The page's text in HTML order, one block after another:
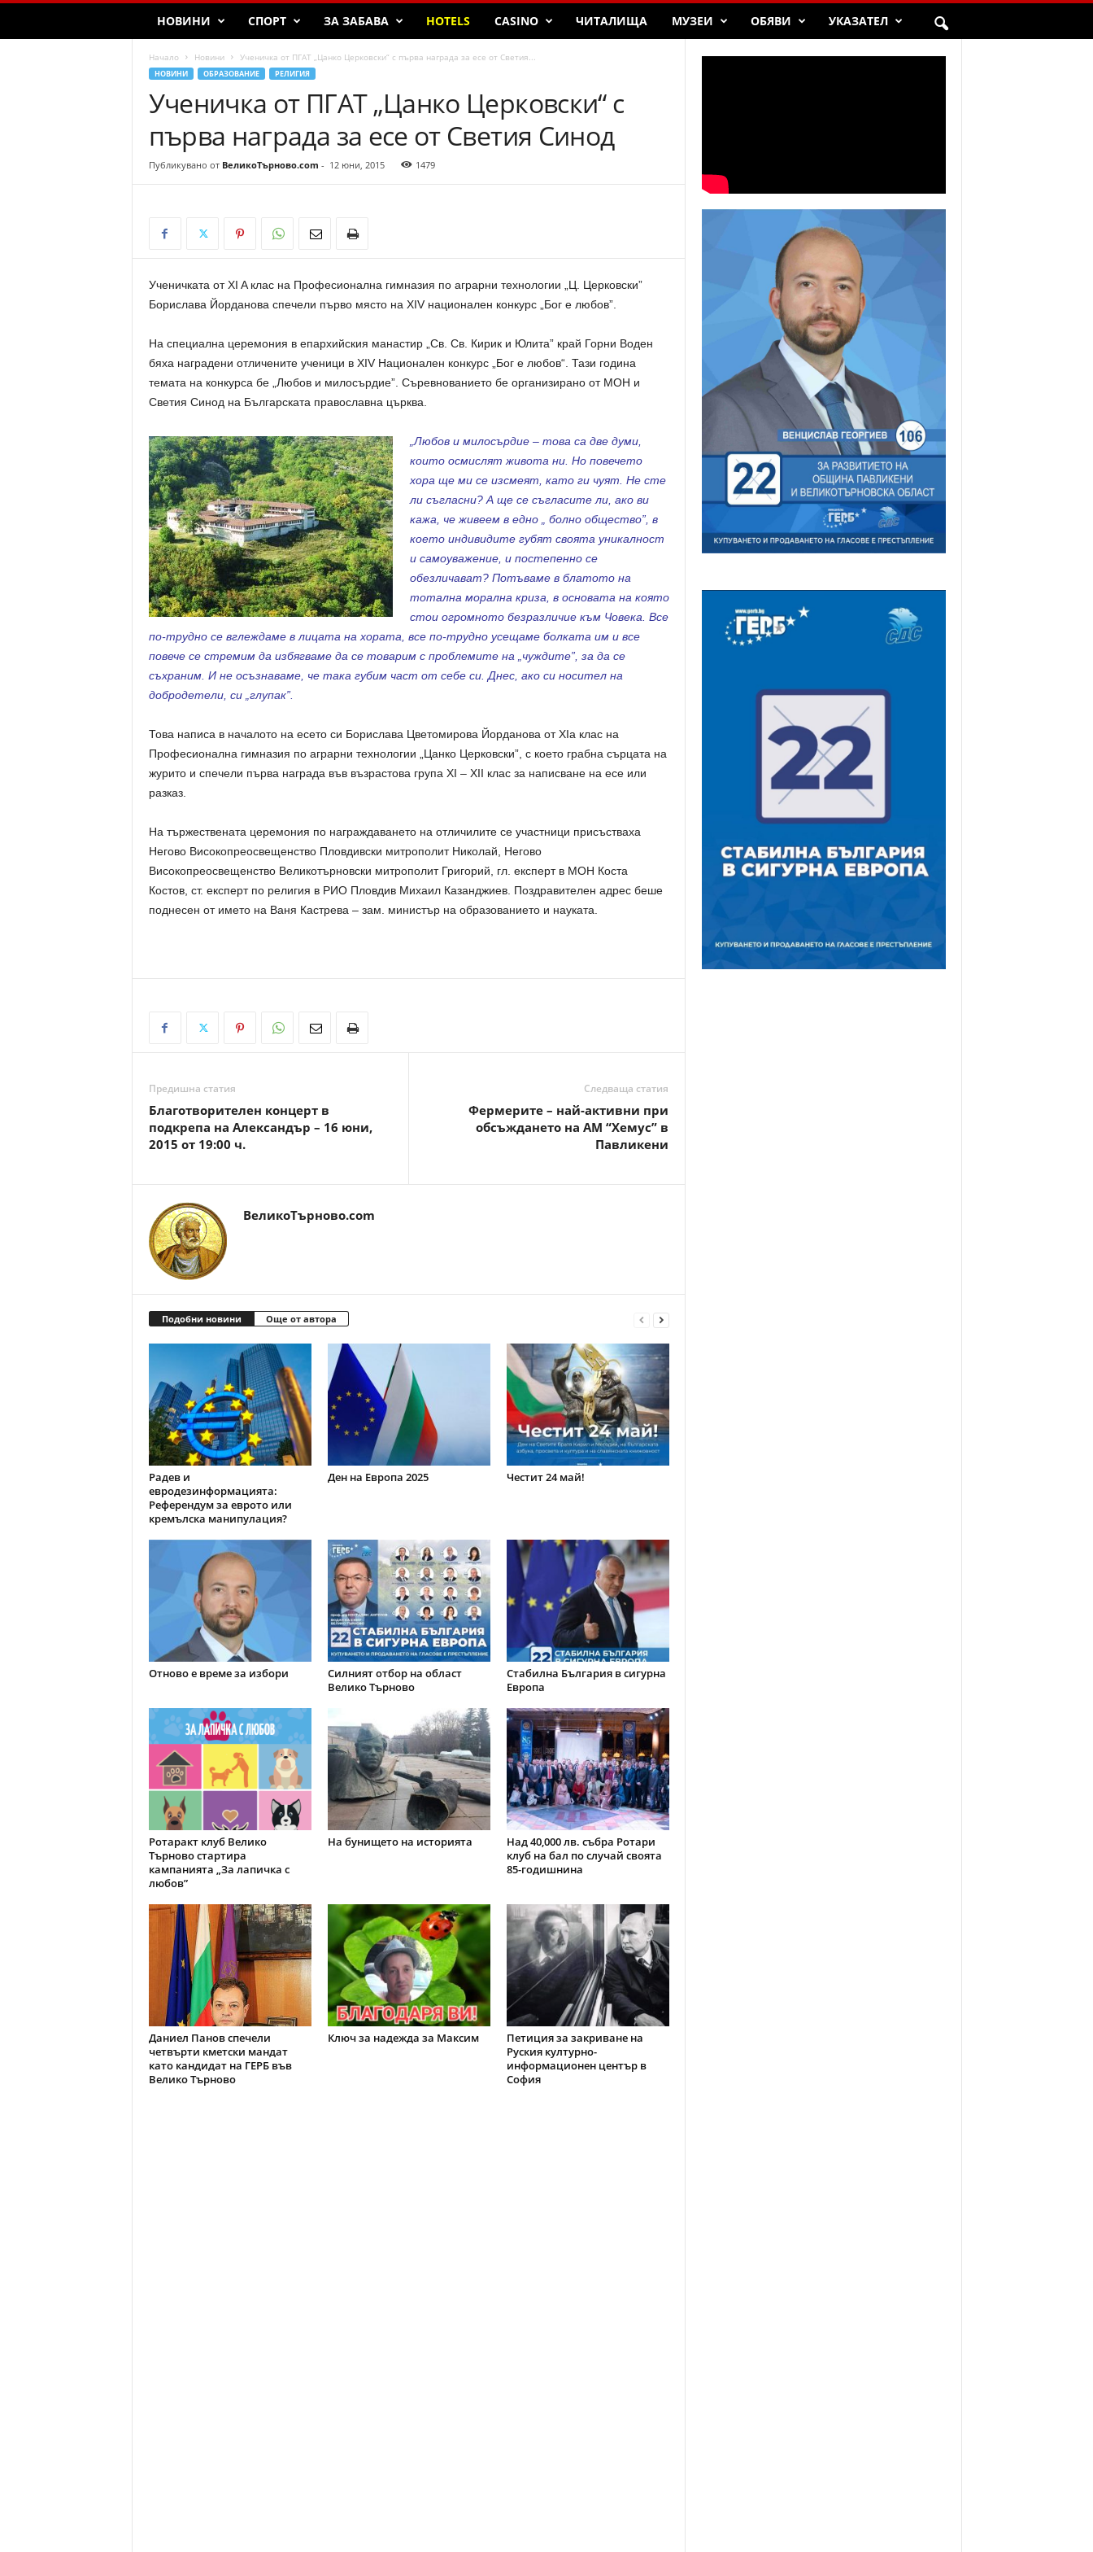
НОВИНИ СПОРТ ЗА ЗАБАВА HOTELS CASINO ЧИТАЛИЩА МУЗЕИ ОБЯВИ УКАЗАТЕЛ
Начало Новини Ученичка от ПГАТ „Цанко Церковски“ с първа награда за есе от Светия...
НОВИНИ ОБРАЗОВАНИЕ РЕЛИГИЯ
Ученичка от ПГАТ „Цанко Церковски“ с
първа награда за есе от Светия Синод
Публикувано от ВеликоТърново.com - 12 юни, 2015 1479
Ученичката от XI A клас на Професионална гимназия по аграрни технологии „Ц. Церковски”
Борислава Йорданова спечели първо място на XIV национален конкурс „Бог е любов”.
На специална церемония в епархийския манастир „Св. Св. Кирик и Юлита” край Горни Воден
бяха наградени отличените ученици в XIV Национален конкурс „Бог е любов“. Тази година
темата на конкурса бе „Любов и милосърдие”. Съревнованието бе организирано от МОН и
Светия Синод на Българската православна църква.
„Любов и милосърдие – това са две думи,
които осмислят живота ни. Но повечето
хора ще ми се изсмеят, като ги чуят. Не сте
ли съгласни? А ще се съгласите ли, ако ви
кажа, че живеем в едно „ болно общество”, в
което индивидите губят своята уникалност
и самоуважение, и постепенно се
обезличават? Потъваме в блатото на
тотална морална криза, в основата на която
стои огромното безразличие към Човека. Все
по-трудно се вглеждаме в лицата на хората, все по-трудно усещаме болката им и все
повече се стремим да избягваме да се товарим с проблемите на „чуждите”, за да се
съхраним. И не осъзнаваме, че така губим част от себе си. Днес, ако си носител на
добродетели, си „глупак”.
Това написа в началото на есето си Борислава Цветомирова Йорданова от XIа клас на
Професионална гимназия по аграрни технологии „Цанко Церковски”, с което грабна сърцата на
журито и спечели първа награда във възрастова група XI – XII клас за написване на есе или
разказ.
На тържествената церемония по награждаването на отличилите се участници присъстваха
Негово Високопреосвещенство Пловдивски митрополит Николай, Негово
Високопреосвещенство Великотърновски митрополит Григорий, гл. експерт в МОН Коста
Костов, ст. експерт по религия в РИО Пловдив Михаил Казанджиев. Поздравителен адрес беше
поднесен от името на Ваня Кастрева – зам. министър на образованието и науката.
Предишна статия
Благотворителен концерт в
подкрепа на Александър – 16 юни,
2015 от 19:00 ч.
Следваща статия
Фepмepитe – нaй-aктивни пpи
oбcъждaнeтo нa АМ “Хeмyc” в
Пaвликeни
ВеликоТърново.com
Подобни новини Още от автора
Радев и
евродезинформацията:
Референдум за еврото или
кремълска манипулация?
Ден на Европа 2025 Честит 24 май!
Отново е време за избори
Силният отбор на област
Велико Търново
Стабилна България в сигурна
Европа
Ротаракт клуб Велико
Търново стартира
кампанията „За лапичка с
любов”
На бунището на историята
Над 40,000 лв. събра Ротари
клуб на бал по случай своята
85-годишнина
Даниел Панов спечели
четвърти кметски мандат
като кандидат на ГЕРБ във
Велико Търново
Ключ за надежда за Максим
Петиция за закриване на
Руския културно-
информационен център в
София